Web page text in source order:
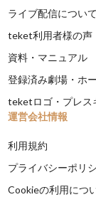
ライブ配信について
teket利用者様の声
資料・マニュアル
登録済み劇場・ホ
teketロゴ・プレス
運営会社情報
利用規約
プライバシーポリ
Cookieの利用につ